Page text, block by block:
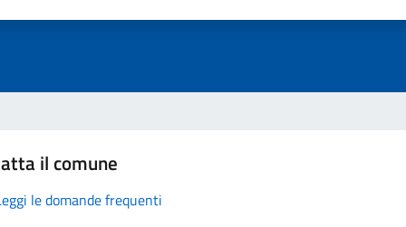
il comune
le domande frequenti